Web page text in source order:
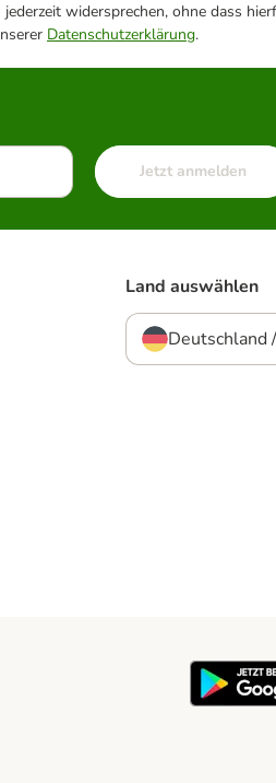
widersprechen, ohne dass
Datenschutzerklärung.
Jetzt anmelden
Land auswählen
Deutschland